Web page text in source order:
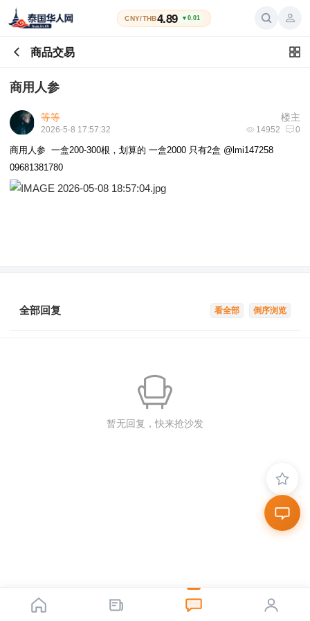
CNY/THB4.89 ▼0.01
商品交易
商用人参
楼主
等等
14952 0
2026-5-8 17:57:32
商用人参 一盒200-300根，划算的 一盒2000 只有2盒 @lmi147258
09681381780
倒序浏览
看全部
全部回复
暂无回复，快来抢沙发